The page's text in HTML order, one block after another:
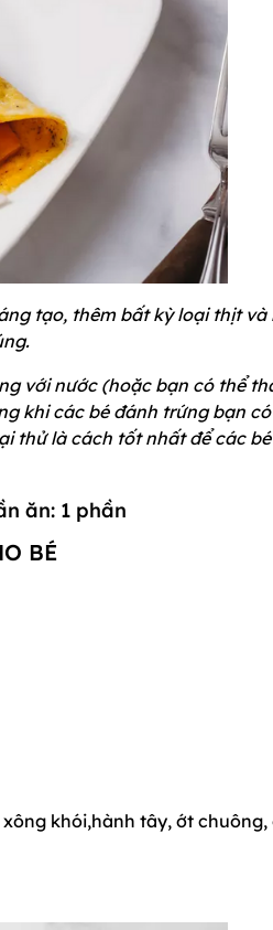
tạo, thêm bất kỳ loại thịt và
với nước (hoặc bạn có thể
khi các bé đánh trứng bạn
thử là cách tốt nhất để các
ăn: 1 phần
BÉ
khói,hành tây, ớt chuông,